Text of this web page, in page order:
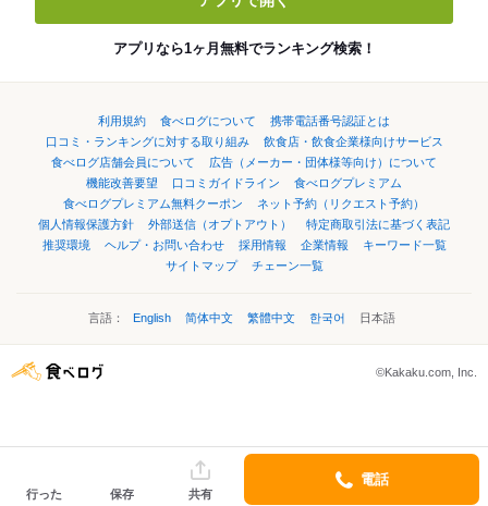
アプリなら1ヶ月無料でランキング検索！
利用規約 食べログについて
携帯電話番号認証とは
口コミ・ランキングに対する取り組み
飲食店・飲食企業様向けサービス
食べログ店舗会員について
広告（メーカー・団体様等向け）について
機能改善要望
口コミガイドライン
食べログプレミアム
食べログプレミアム無料クーポン
ネット予約（リクエスト予約）
個人情報保護方針
外部送信（オプトアウト）
特定商取引法に基づく表記
推奨環境
ヘルプ・お問い合わせ 採用情報 企業情報
キーワード一覧
サイトマップ
チェーン一覧
言語： English 简体中文 繁體中文 한국어 日本語
©Kakaku.com, Inc.
行った 保存 共有
電話